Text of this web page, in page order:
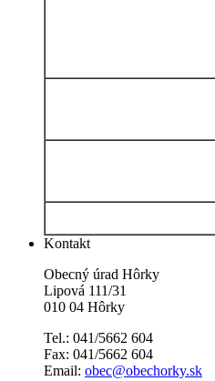
Kontakt
Obecný úrad Hôrky
Lipová 111/31
010 04 Hôrky
Tel.: 041/5662 604
Fax: 041/5662 604
Email: obec@obechorky.sk